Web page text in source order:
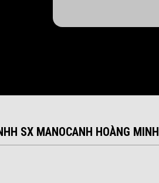
SX MANOCANH HOÀNG MINH